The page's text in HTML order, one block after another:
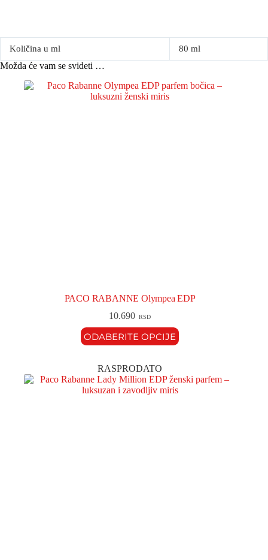
Količina u ml 80 ml
Možda će vam se svideti …
PACO RABANNE Olympea EDP
10.690 RSD
ODABERITE OPCIJE
RASPRODATO